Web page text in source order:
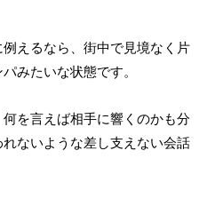
えるなら、街中で見境なく片
みたいな状態です。
を言えば相手に響くのかも分
ないような差し支えない会話